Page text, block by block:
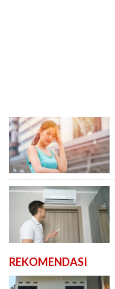
REKOMENDASI